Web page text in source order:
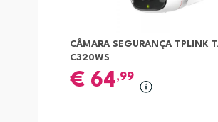
CÂMARA SEGURANÇA TPLINK
C320WS
€ 64,99